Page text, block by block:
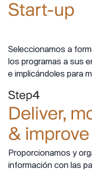
Seleccionamos a
los programas a sus
e implicándoles para
Proporcionamos y
información con las